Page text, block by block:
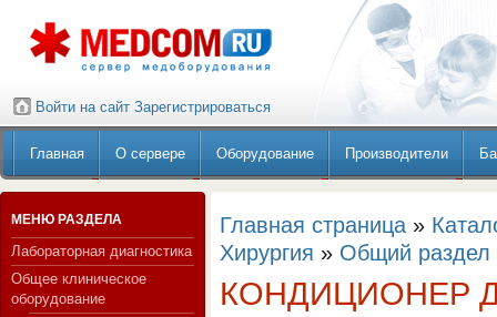
Войти на сайт Зарегистрироваться
Главная О сервере Оборудование Производители
МЕНЮ РАЗДЕЛА
Лабораторная диагностика
Общее клиническое
оборудование
Главная страница »
Хирургия » Общий раздел
КОНДИЦИОНЕР